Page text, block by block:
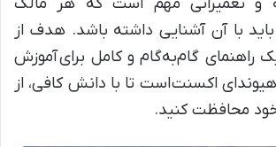
با آن آشنایی داشته باشد. هدف از
راهنمای گام‌به‌گام و کامل برای آموزش
اکسنت است تا با دانش کافی، از
محافظت کنید.